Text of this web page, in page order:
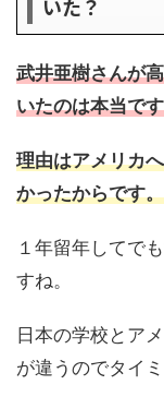
いた？
武井亜樹さんが
いたのは本当で
理由はアメリカ
かったからです。
１年留年してで
すね。
日本の学校とア
が違うのでタイ